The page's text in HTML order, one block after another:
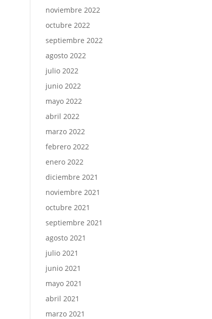
noviembre 2022
octubre 2022
septiembre 2022
agosto 2022
julio 2022
junio 2022
mayo 2022
abril 2022
marzo 2022
febrero 2022
enero 2022
diciembre 2021
noviembre 2021
octubre 2021
septiembre 2021
agosto 2021
julio 2021
junio 2021
mayo 2021
abril 2021
marzo 2021